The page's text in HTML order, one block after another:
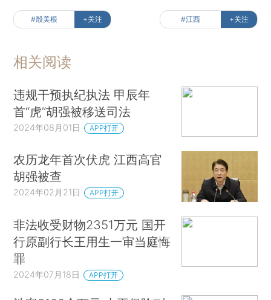
#殷美根 +关注 #江西 +关注
相关阅读
违规干预执纪执法 甲辰年
首“虎”胡强被移送司法
2024年08月01日 APP打开
农历龙年首次伏虎 江西高官
胡强被查
2024年02月21日 APP打开
非法收受财物2351万元 国开
行原副行长王用生一审当庭悔
罪
2024年07月18日 APP打开